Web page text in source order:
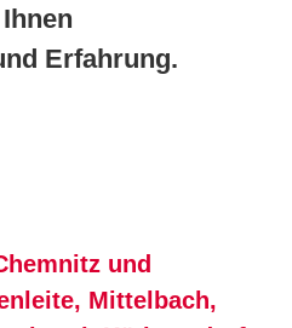
Erfahrung.
und
Mittelbach,